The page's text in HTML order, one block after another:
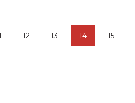
12 13 14 15